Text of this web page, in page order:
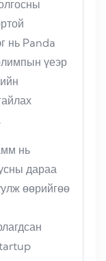
нь Panda
үеэр
нь
дараа
өөрийгөө